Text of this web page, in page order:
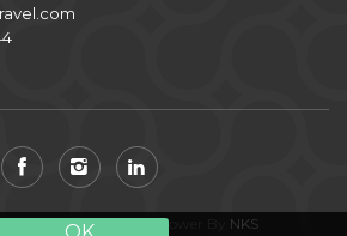
2026 Thiên Xuân. Power By NKS